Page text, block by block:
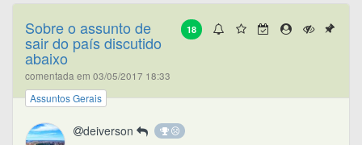
18
Sobre o assunto de
sair do país discutido
abaixo
comentada em 03/05/2017 18:33
Assuntos Gerais
deiverson